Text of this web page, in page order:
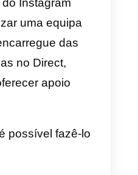
por exemplo
de forma a
de
para aumentar a